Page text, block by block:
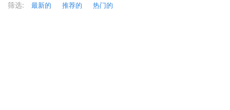
筛选: 最新的 推荐的 热门的